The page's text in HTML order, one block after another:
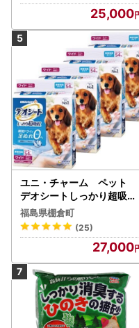
25,000
ユニ・チャーム ペット
デオシートしっかり超吸収
無香消臭タイプ ワイド54
枚×4(216枚)_ペットシーツ
犬 ドッグ 日用品 消耗品 福
島県 棚倉町 送料無料_【10
43196】
福島県棚倉町
(25)
27,000